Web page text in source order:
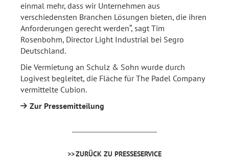
einmal mehr, dass wir Unternehmen aus
verschiedensten Branchen Lösungen bieten, die ihren
Anforderungen gerecht werden“, sagt Tim
Rosenbohm, Director Light Industrial bei Segro
Deutschland.
Die Vermietung an Schulz & Sohn wurde durch
Logivest begleitet, die Fläche für The Padel Company
vermittelte Cubion.
Zur Pressemitteilung
ZURÜCK ZU PRESSESERVICE